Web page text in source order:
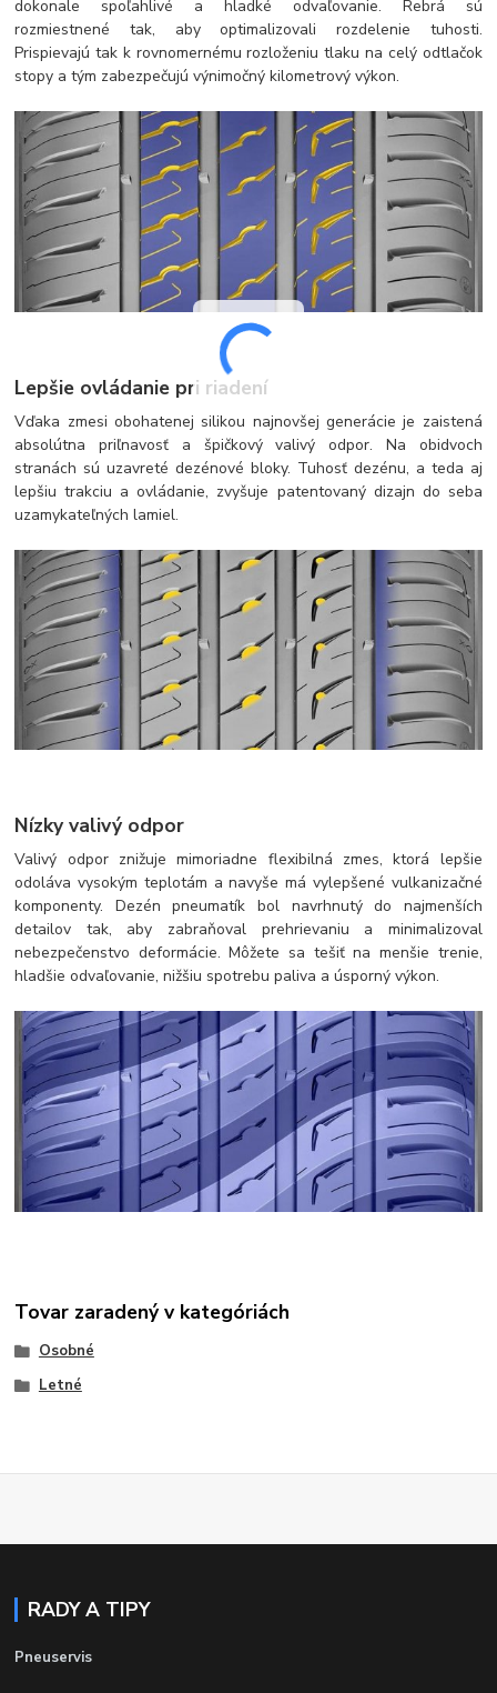
dokonale spoľahlivé a hladké odvaľovanie. Rebrá sú
rozmiestnené tak, aby optimalizovali rozdelenie tuhosti.
Prispievajú tak k rovnomernému rozloženiu tlaku na celý odtlačok
stopy a tým zabezpečujú výnimočný kilometrový výkon.
Lepšie ovládanie pri riadení
Vďaka zmesi obohatenej silikou najnovšej generácie je zaistená
absolútna priľnavosť a špičkový valivý odpor. Na obidvoch
stranách sú uzavreté dezénové bloky. Tuhosť dezénu, a teda aj
lepšiu trakciu a ovládanie, zvyšuje patentovaný dizajn do seba
uzamykateľných lamiel.
Nízky valivý odpor
Valivý odpor znižuje mimoriadne flexibilná zmes, ktorá lepšie
odoláva vysokým teplotám a navyše má vylepšené vulkanizačné
komponenty. Dezén pneumatík bol navrhnutý do najmenších
detailov tak, aby zabraňoval prehrievaniu a minimalizoval
nebezpečenstvo deformácie. Môžete sa tešiť na menšie trenie,
hladšie odvaľovanie, nižšiu spotrebu paliva a úsporný výkon.
Tovar zaradený v kategóriách
Osobné
Letné
RADY A TIPY
Pneuservis